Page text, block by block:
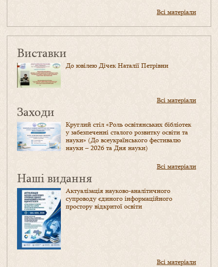
Всі матеріали
Виставки
До ювілею Дічек Наталії Петрівни
Всі матеріали
Заходи
Круглий стіл «Роль освітянських бібліотек
у забезпеченні сталого розвитку освіти та
науки» (До всеукраїнського фестивалю
науки – 2026 та Дня науки)
Всі матеріали
Наші видання
Актуалізація науково-аналітичного
супроводу єдиного інформаційного
простору відкритої освіти
Всі матеріали